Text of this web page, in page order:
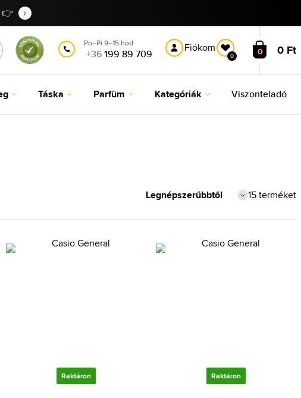
👉
Po–Pi 9–15 hod.
+36199 89 709 Fiókom
0 0 0 Ft
Táska Parfüm Kategóriák Viszonteladó
15 terméket
Raktáron Raktáron